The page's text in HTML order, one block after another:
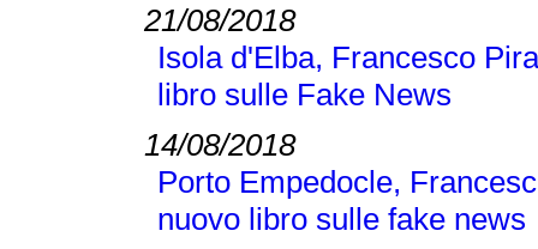
21/08/2018
Isola d'Elba, Francesco
libro sulle Fake News
14/08/2018
Porto Empedocle,
nuovo libro sulle fake news